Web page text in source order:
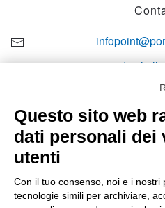
+39
Lun-
Questo sito web
dati personali dei
utenti
Con il tuo consenso, noi e i nostri
tecnologie simili per archiviare,